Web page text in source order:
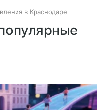
в Краснодаре